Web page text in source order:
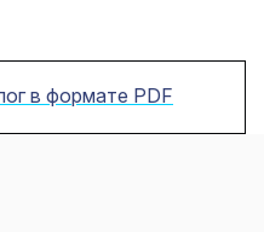
в формате PDF